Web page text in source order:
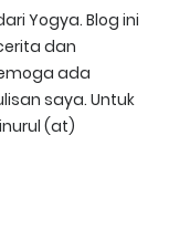
Yogya. Blog ini
dan
ada
saya. Untuk
(at)